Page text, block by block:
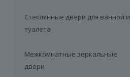
Стеклянные двери для ванной и
туалета
Межкомнатные зеркальные
двери